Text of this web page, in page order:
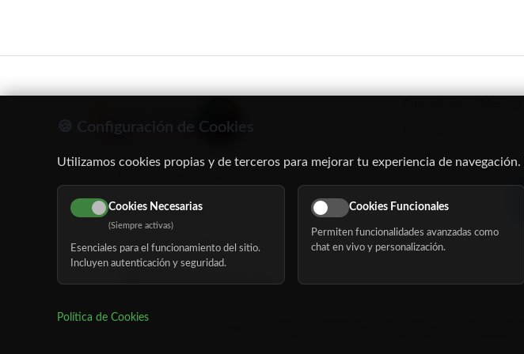
91 345 06 26
616 113 103
🍪 Configuración de Cookies
Utilizamos cookies propias y de terceros para mejorar tu experiencia de
Cookies Necesarias
(Siempre activas)
Esenciales para el funcionamiento del sitio.
Incluyen autenticación y seguridad.
Cookies Funcionales
Permiten funcionalidades avanzadas como
chat en vivo y personalización.
Política de Cookies